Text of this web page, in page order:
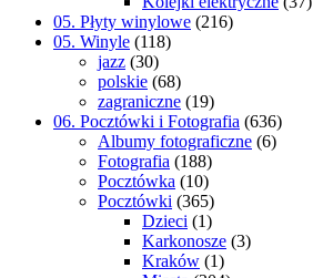
05. Płyty winylowe (216)
05. Winyle (118)
jazz (30)
polskie (68)
zagraniczne (19)
06. Pocztówki i Fotografia (636)
Albumy fotograficzne (6)
Fotografia (188)
Pocztówka (10)
Pocztówki (365)
Dzieci (1)
Karkonosze (3)
Kraków (1)